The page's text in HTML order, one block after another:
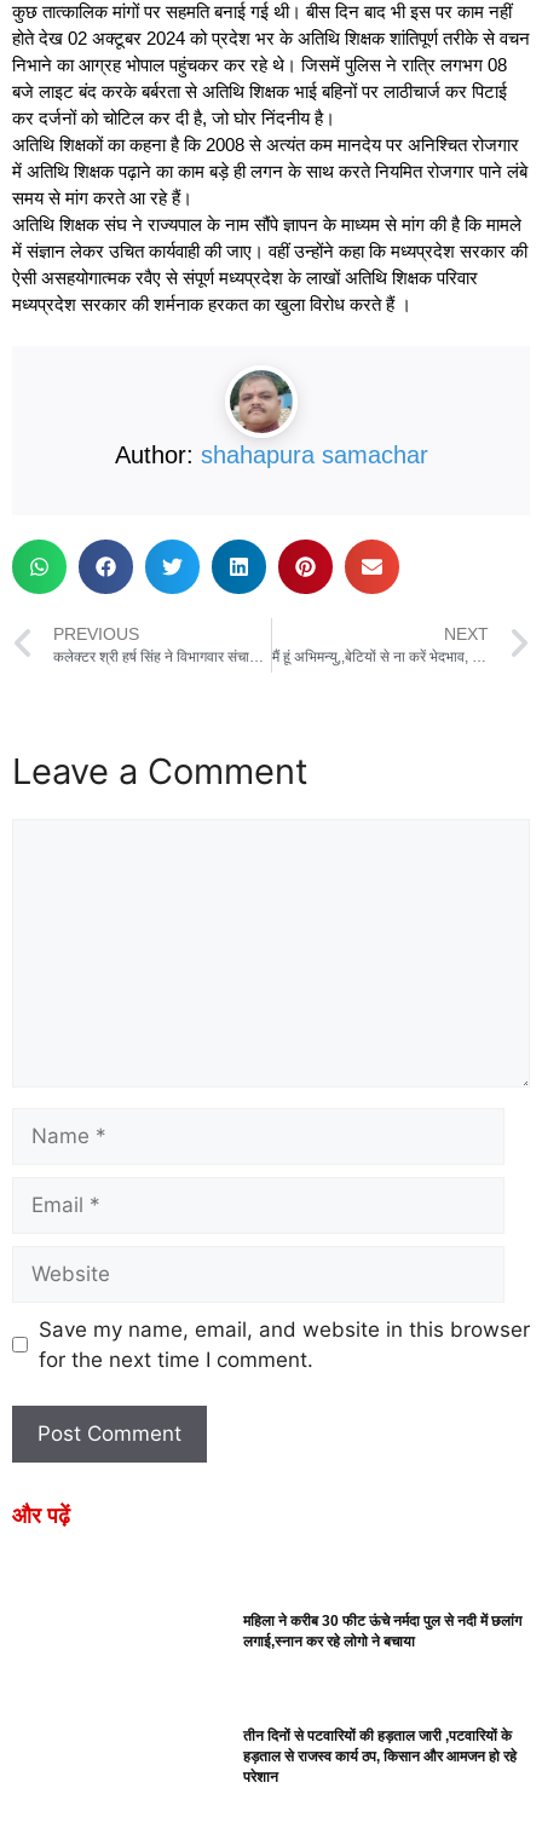
कुछ तात्कालिक मांगों पर सहमति बनाई गई थी। बीस दिन बाद भी इस पर काम नहीं
होते देख 02 अक्टूबर 2024 को प्रदेश भर के अतिथि शिक्षक शांतिपूर्ण तरीके से वचन
निभाने का आग्रह भोपाल पहुंचकर कर रहे थे। जिसमें पुलिस ने रात्रि लगभग 08
बजे लाइट बंद करके बर्बरता से अतिथि शिक्षक भाई बहिनों पर लाठीचार्ज कर पिटाई
कर दर्जनों को चोटिल कर दी है, जो घोर निंदनीय है।
अतिथि शिक्षकों का कहना है कि 2008 से अत्यंत कम मानदेय पर अनिश्चित रोजगार
में अतिथि शिक्षक पढ़ाने का काम बड़े ही लगन के साथ करते नियमित रोजगार पाने लंबे
समय से मांग करते आ रहे हैं।
अतिथि शिक्षक संघ ने राज्यपाल के नाम सौंपे ज्ञापन के माध्यम से मांग की है कि मामले
में संज्ञान लेकर उचित कार्यवाही की जाए। वहीं उन्होंने कहा कि मध्यप्रदेश सरकार की
ऐसी असहयोगात्मक रवैए से संपूर्ण मध्यप्रदेश के लाखों अतिथि शिक्षक परिवार
मध्यप्रदेश सरकार की शर्मनाक हरकत का खुला विरोध करते हैं ।
Author: shahapura samachar
PREVIOUS
कलेक्टर श्री हर्ष सिंह ने विभागवार संचालित योजनाओं एवं कार्य प्रगति की समीक्षा की,कलेक्ट्रेट सभाकक्ष में संपन्न हुई समय सीमा की बैठक
NEXT
मैं हूं अभिमन्यु,,बेटियों से ना करें भेदभाव, महिलाओं और बेटियों की रक्षा के लिए रहे सतर्क, स्लीमनाबाद पुलिस ने शासकीय उच्चतर माध्यमिक विद्यालय धरवारा में चलाया जागरूकता अभियान,
Leave a Comment
Save my name, email, and website in this browser
for the next time I comment.
और पढ़ें
महिला ने करीब 30 फीट ऊंचे नर्मदा पुल से नदी में छलांग
लगाई,स्नान कर रहे लोगो ने बचाया
तीन दिनों से पटवारियों की हड़ताल जारी ,पटवारियों के
हड़ताल से राजस्व कार्य ठप, किसान और आमजन हो रहे
परेशान